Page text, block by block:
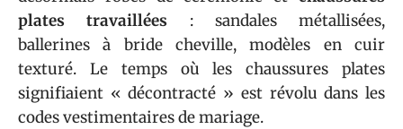
plates travaillées : sandales métallisées,
ballerines à bride cheville, modèles en cuir
texturé. Le temps où les chaussures plates
signifiaient « décontracté » est révolu dans les
codes vestimentaires de mariage.